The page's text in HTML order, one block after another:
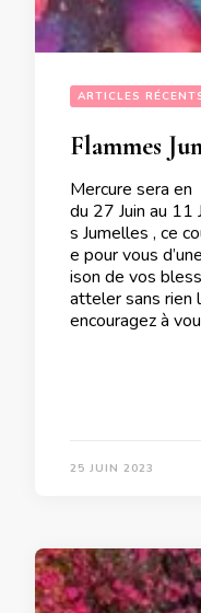
ARTICLES
Mercure sera
du 27 Juin au
s Jumelles , ce
e pour vous
ison de vos
atteler sans rien
encouragez à
25 JUIN 2023